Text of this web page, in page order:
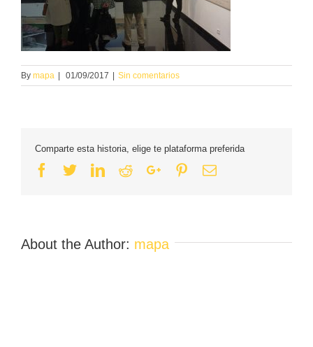
By mapa 01/09/2017 Sin comentarios
Comparte esta historia, elige te plataforma preferida
Facebook
TwitterLinkedin
RedditGoogle+Pinterest
Email
About the Author: mapa